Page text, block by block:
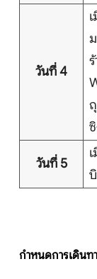
วันที่ 4
วันที่ 5
กำหนดการเดินท